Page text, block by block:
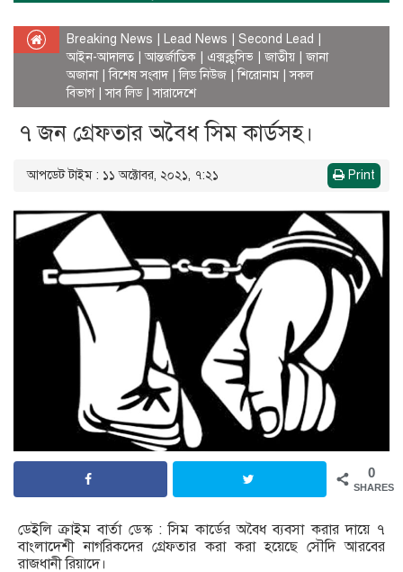
Breaking News Lead News Second Lead
আইন-আদালত |আন্তর্জাতিক এক্সক্লুসিভ |জাতীয় |জানা
অজানা|বিশেষ সংবাদ|লিড নিউজ |শিরোনাম|সকল
বিভাগ|সাব লিড|সারাদেশে
৭ জন গ্রেফতার অবৈধ সিম কার্ডসহ।
আপডেট টাইম : ১১ অক্টোবর, ২০২১, ৭:২১ Print
0
SHARES
ডেইলি ক্রাইম বার্তা ডেস্ক : সিম কার্ডের অবৈধ ব্যবসা করার দায়ে ৭
বাংলাদেশী নাগরিকদের গ্রেফতার করা করা হয়েছে সৌদি আরবের
রাজধানী রিয়াদে।